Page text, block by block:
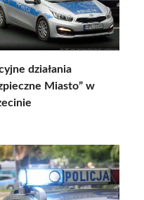
działania
Miasto” w